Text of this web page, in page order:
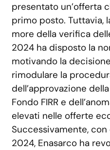
presentato un’offerta
primo posto. Tuttavia,
more della verifica
2024 ha disposto la
motivando la
rimodulare la
dell’approvazione
Fondo FIRR e
elevati nelle offerte
Successivamente,
2024, Enasarco ha